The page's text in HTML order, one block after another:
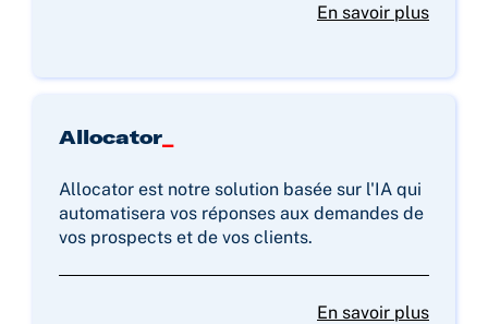
En savoir plus
Allocator
Allocator est notre solution basée sur l'IA qui
automatisera vos réponses aux demandes de
vos prospects et de vos clients.
En savoir plus